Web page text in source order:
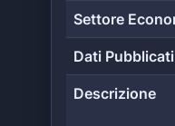
Settore
Dati Pubblicati
Descrizione